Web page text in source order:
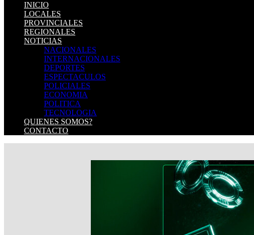
INICIO
LOCALES
PROVINCIALES
REGIONALES
NOTICIAS
NACIONALES
INTERNACIONALES
DEPORTES
ESPECTACULOS
POLICIALES
ECONOMIA
POLITICA
TECNOLOGIA
QUIENES SOMOS?
CONTACTO